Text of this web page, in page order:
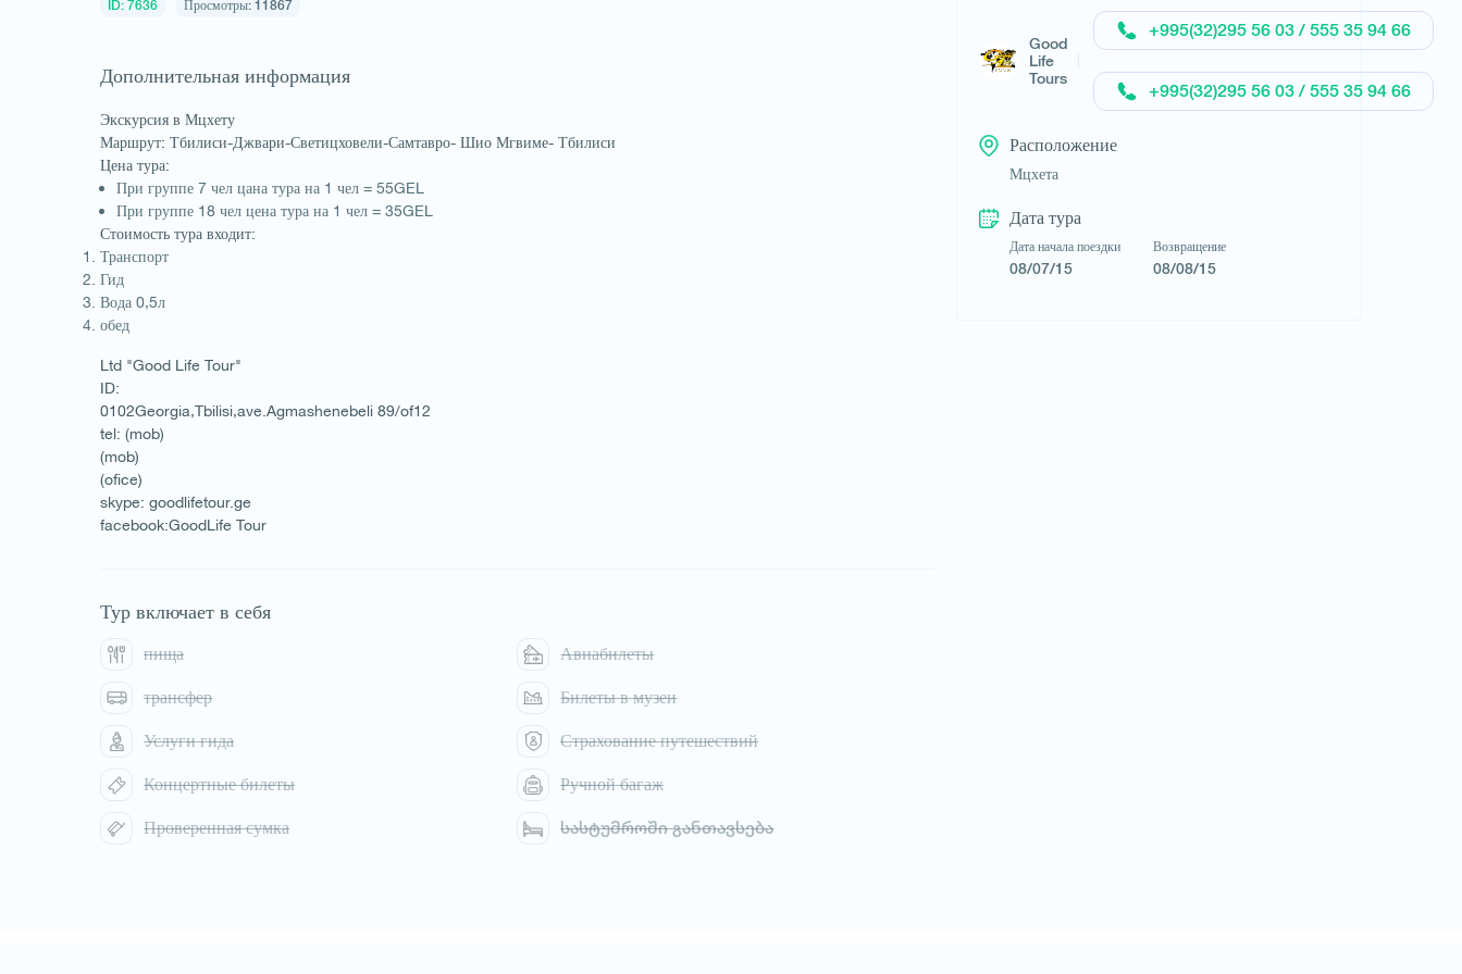
ID: 7636 Просмотры: 11867
Дополнительная информация
Экскурсия в Мцхету
Маршрут: Тбилиси-Джвари-Светицховели-Самтавро- Шио Мгвиме- Тбилиси
Цена тура:
При группе 7 чел цана тура на 1 чел = 55GEL
При группе 18 чел цена тура на 1 чел = 35GEL
Стоимость тура входит:
Транспорт
Гид
Вода 0,5л
обед
Ltd "Good Life Tour"
ID:
0102Georgia,Tbilisi,ave.Agmashenebeli 89/of12
tel: (mob)
(mob)
(ofice)
skype: goodlifetour.ge
facebook:GoodLife Tour
Тур включает в себя
пища Авиабилеты
трансфер Билеты в музеи
Услуги гида Страхование путешествий
Концертные билеты Ручной багаж
Проверенная сумка სასტუმროში განთავსება
Good
Life
Tours
+995(32)295 56 03 / 555 35 94 66
+995(32)295 56 03 / 555 35 94 66
Расположение
Мцхета
Дата тура
Дата начала поездки
08/07/15
Возвращение
08/08/15